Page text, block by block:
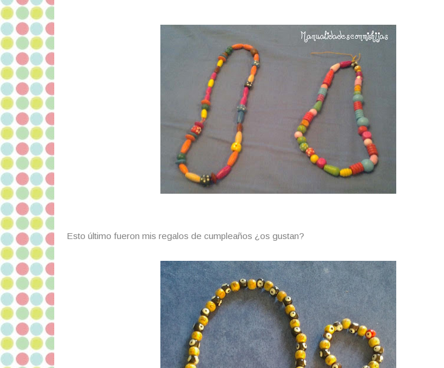
Esto último fueron mis regalos de cumpleaños ¿os gustan?